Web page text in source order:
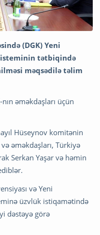
(DGK) Yeni
tətbiqində
məqsədilə təlim
əməkdaşları üçün
Hüseynov komitənin
əməkdaşları, Türkiyə
Serkan Yaşar və həmin
və Yeni
üzvlük istiqamətində
dəstəyə görə